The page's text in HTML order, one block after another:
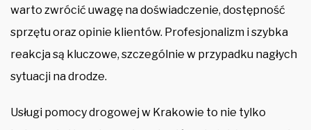
warto zwrócić uwagę na doświadczenie, dostępność
sprzętu oraz opinie klientów. Profesjonalizm i szybka
reakcja są kluczowe, szczególnie w przypadku nagłych
sytuacji na drodze.
Usługi pomocy drogowej w Krakowie to nie tylko